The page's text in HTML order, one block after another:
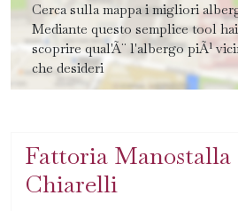
Cerca sulla mappa i migliori
Mediante questo semplice tool
scoprire qual'Ã¨ l'albergo piÃ¹
che desideri
Fattoria
Chiarelli